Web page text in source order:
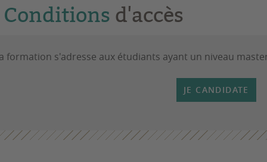
Conditions d'accès
formation s'adresse aux étudiants ayant un niveau
JE CANDIDATE